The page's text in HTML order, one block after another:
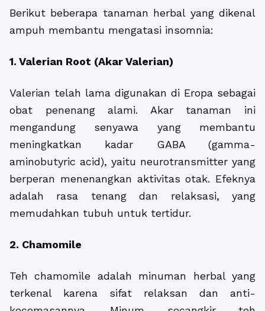
Berikut beberapa tanaman herbal yang dikenal
ampuh membantu mengatasi insomnia:
1. Valerian Root (Akar Valerian)
Valerian telah lama digunakan di Eropa sebagai
obat penenang alami. Akar tanaman ini
mengandung senyawa yang membantu
meningkatkan kadar GABA (gamma-
aminobutyric acid), yaitu neurotransmitter yang
berperan menenangkan aktivitas otak. Efeknya
adalah rasa tenang dan relaksasi, yang
memudahkan tubuh untuk tertidur.
2. Chamomile
Teh chamomile adalah minuman herbal yang
terkenal karena sifat relaksan dan anti-